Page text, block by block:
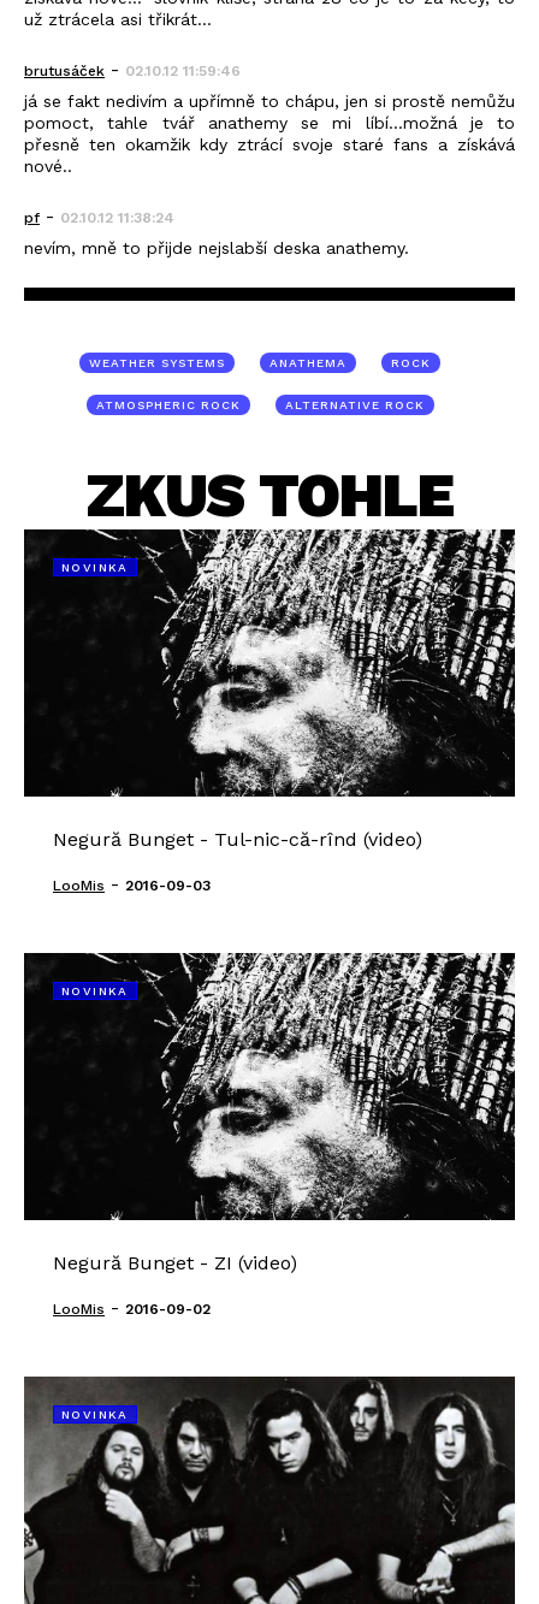
už ztrácela asi třikrát...
brutusáček - 02.10.12 11:59:46
já se fakt nedivím a upřímně to chápu, jen si prostě nemůžu
pomoct, tahle tvář anathemy se mi líbí...možná je to
přesně ten okamžik kdy ztrácí svoje staré fans a získává
nové..
pf - 02.10.12 11:38:24
nevím, mně to přijde nejslabší deska anathemy.
WEATHER SYSTEMS ANATHEMA ROCK
ATMOSPHERIC ROCK ALTERNATIVE ROCK
ZKUS TOHLE
NOVINKA
Negură Bunget - Tul-nic-că-rînd (video)
LooMis - 2016-09-03
NOVINKA
Negură Bunget - ZI (video)
LooMis - 2016-09-02
NOVINKA